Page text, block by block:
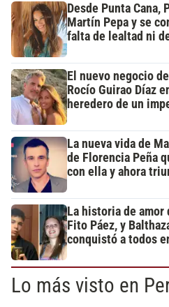
Desde Punta Cana,
Martín Pepa y se
falta de lealtad ni
El nuevo negocio
Rocío Guirao Díaz
heredero de un
La nueva vida de
de Florencia Peña
con ella y ahora
La historia de amor
Fito Páez, y
conquistó a todos
Lo más visto en